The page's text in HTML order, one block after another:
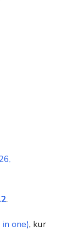
.
one), kur